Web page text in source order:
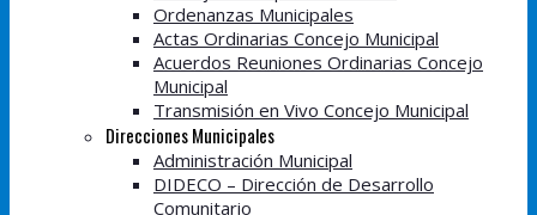
Ordenanzas Municipales
Actas Ordinarias Concejo Municipal
Acuerdos Reuniones Ordinarias Concejo
Municipal
Transmisión en Vivo Concejo Municipal
Direcciones Municipales
Administración Municipal
DIDECO – Dirección de Desarrollo
Comunitario